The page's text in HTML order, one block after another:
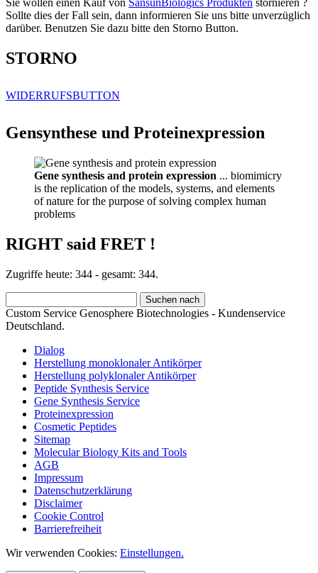
Sie wollen einen Kauf von SansunBiologics Produkten stornieren ?
Sollte dies der Fall sein, dann informieren Sie uns bitte unverzüglich
darüber. Benutzen Sie dazu bitte den Storno Button.
STORNO
WIDERRUFSBUTTON
Gensynthese und Proteinexpression
Gene synthesis and protein expression ... biomimicry
is the replication of the models, systems, and elements
of nature for the purpose of solving complex human
problems
RIGHT said FRET !
Zugriffe heute: 344 - gesamt: 344.
Custom Service Genosphere Biotechnologies - Kundenservice
Deutschland.
Dialog
Herstellung monoklonaler Antikörper
Herstellung polyklonaler Antikörper
Peptide Synthesis Service
Gene Synthesis Service
Proteinexpression
Cosmetic Peptides
Sitemap
Molecular Biology Kits and Tools
AGB
Impressum
Datenschutzerklärung
Disclaimer
Cookie Control
Barrierefreiheit
Wir verwenden Cookies: Einstellungen.